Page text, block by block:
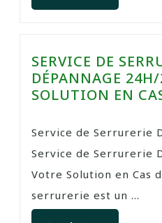
SERVICE DE
DÉPANNAGE
SOLUTION EN
Service de Serrurerie
Service de Serrurerie
Votre Solution en Cas
serrurerie est un ...